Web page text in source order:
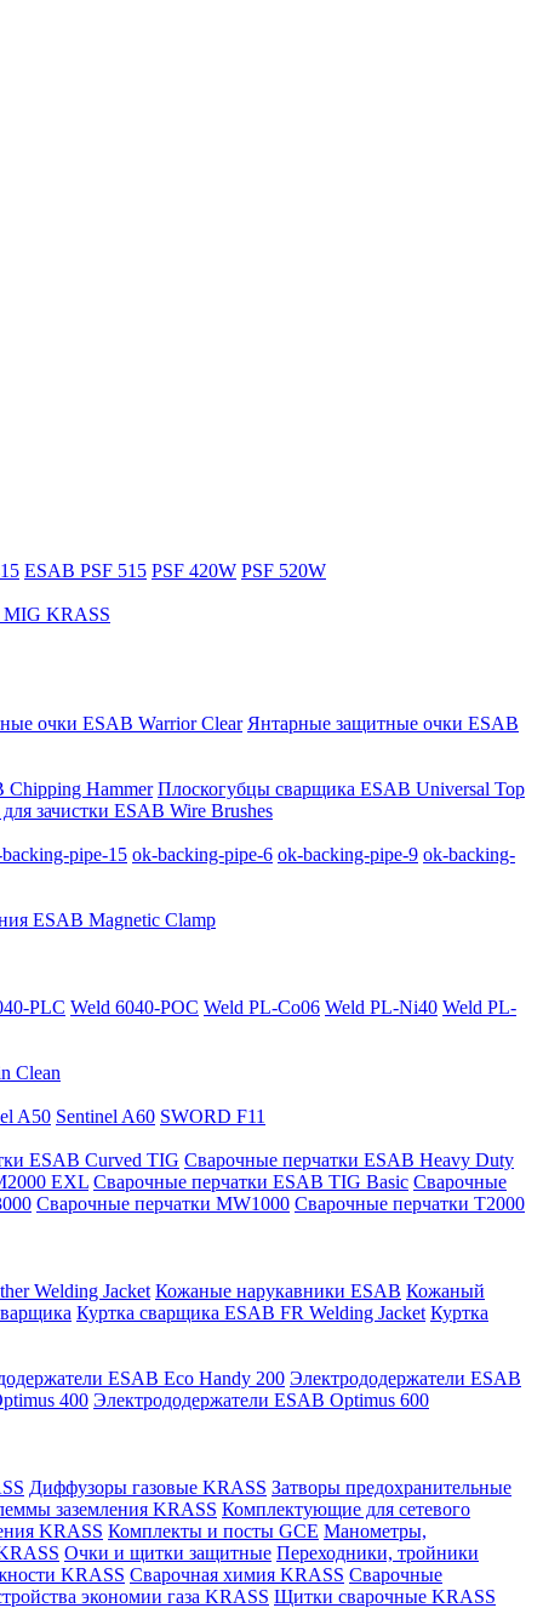
ESAB PSF 515 PSF 420W PSF 520W
MIG KRASS
очки ESAB Warrior Clear Янтарные защитные очки ESAB
Hammer Плоскогубцы сварщика ESAB Universal Top
зачистки ESAB Wire Brushes
pipe-15 ok-backing-pipe-6 ok-backing-pipe-9 ok-backing-
ESAB Magnetic Clamp
PLС Weld 6040-POC Weld PL-Co06 Weld PL-Ni40 Weld PL-
Clean
A50 Sentinel A60 SWORD F11
ESAB Curved TIG Сварочные перчатки ESAB Heavy Duty
EXL Сварочные перчатки ESAB TIG Basic Сварочные
Сварочные перчатки MW1000 Сварочные перчатки T2000
Welding Jacket Кожаные нарукавники ESAB Кожаный
Куртка сварщика ESAB FR Welding Jacket Куртка
ESAB Eco Handy 200 Электрододержатели ESAB
400 Электрододержатели ESAB Optimus 600
Диффузоры газовые KRASS Затворы предохранительные
заземления KRASS Комплектующие для сетевого
KRASS Комплекты и посты GCE Манометры,
Очки и щитки защитные Переходники, тройники
KRASS Сварочная химия KRASS Сварочные
экономии газа KRASS Щитки сварочные KRASS